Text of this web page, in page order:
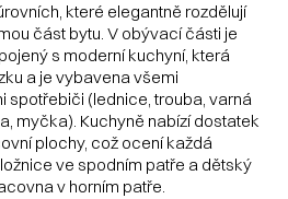
které elegantně rozdělují
část bytu. V obývací části je
s moderní kuchyní, která
a je vybavena všemi
spotřebiči (lednice, trouba, varná
myčka). Kuchyně nabízí dostatek
plochy, což ocení každá
ve spodním patře a dětský
v horním patře.